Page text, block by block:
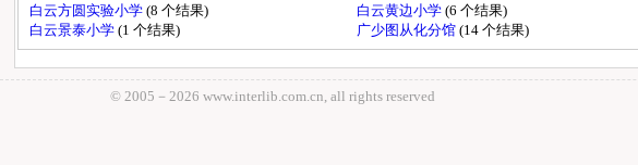
白云方圆实验小学(8 个结果) 白云黄边小学(6 个结果)
白云景泰小学(1 个结果) 广少图从化分馆(14 个结果)
© 2005－ 2026 www.interlib.com.cn, all rights reserved